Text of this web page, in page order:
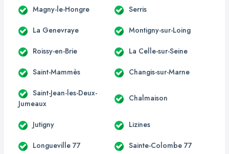
Magny-le-Hongre Serris
La Genevraye Montigny-sur-Loing
Roissy-en-Brie La Celle-sur-Seine
Saint-Mammès Changis-sur-Marne
Saint-Jean-les-Deux-
Jumeaux
Chalmaison
Jutigny Lizines
Longueville 77 Sainte-Colombe 77